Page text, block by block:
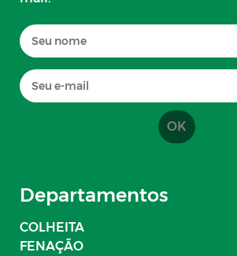
OK
Departamentos
COLHEITA
FENAÇÃO